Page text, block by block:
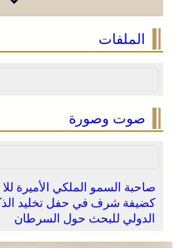
وادي زم .. مبادرة تطوعية لشباب
الشهداء بعد الحريق
وادي زم .. مبادرة تطوعية لشباب
الملفات
صوت وصورة
صاحبة السمو الملكي الأميرة
كضيفة شرف في حفل تخليد
الدولي للبحث حول السرطان